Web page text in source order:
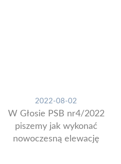
2022-08-02
W Głosie PSB nr4/2022
piszemy jak wykonać
nowoczesną elewację